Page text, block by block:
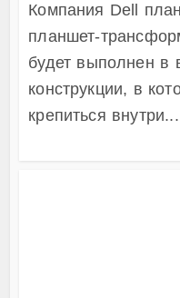
Компания Dell
планшет-
будет выполнен в
конструкции, в
крепиться внутри...